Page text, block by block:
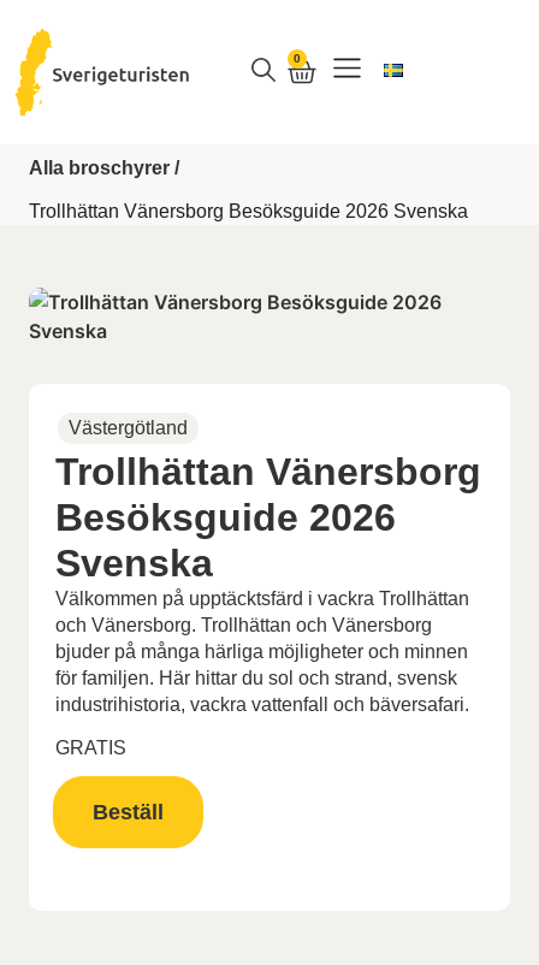
0
Alla broschyrer /
Trollhättan Vänersborg Besöksguide 2026 Svenska
Västergötland
Trollhättan Vänersborg
Besöksguide 2026
Svenska
Välkommen på upptäcktsfärd i vackra Trollhättan
och Vänersborg. Trollhättan och Vänersborg
bjuder på många härliga möjligheter och minnen
för familjen. Här hittar du sol och strand, svensk
industrihistoria, vackra vattenfall och bäversafari.
GRATIS
Beställ